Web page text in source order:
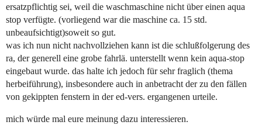
ersatzpflichtig sei, weil die waschmaschine nicht über einen aqua
stop verfügte. (vorliegend war die maschine ca. 15 std.
unbeaufsichtigt)soweit so gut.
was ich nun nicht nachvollziehen kann ist die schlußfolgerung des
ra, der generell eine grobe fahrlä. unterstellt wenn kein aqua-stop
eingebaut wurde. das halte ich jedoch für sehr fraglich (thema
herbeiführung), insbesondere auch in anbetracht der zu den fällen
von gekippten fenstern in der ed-vers. ergangenen urteile.
mich würde mal eure meinung dazu interessieren.